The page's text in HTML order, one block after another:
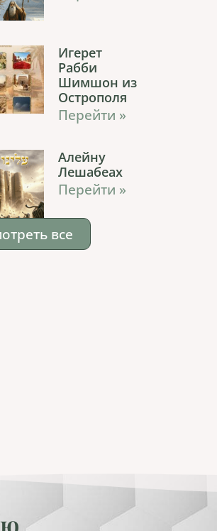
Игерет
Рабби
Шимшон из
Острополя
Перейти »
Алейну
Лешабеах
Перейти »
все